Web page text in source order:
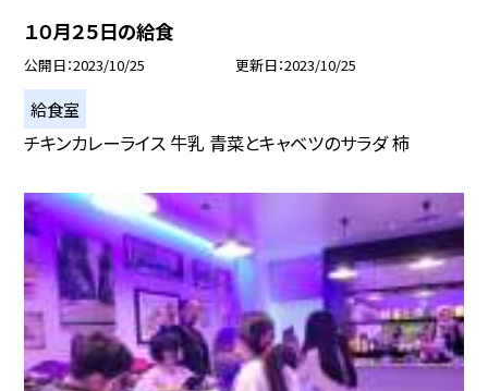
１０月２５日の給食
公開日 2023/10/25 更新日 2023/10/25
給食室
チキンカレーライス 牛乳 青菜とキャベツのサラダ 柿